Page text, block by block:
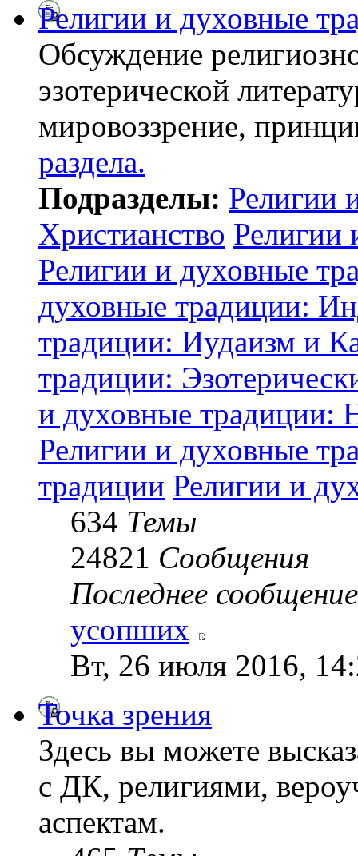
Религии и духовные
Обсуждение
эзотерической
мировоззрение,
раздела.
Подразделы: Религии
Христианство Религии
Религии и духовные
духовные традиции:
традиции: Иудаизм и
традиции:
и духовные традиции:
Религии и духовные
традиции Религии и
634 Темы
24821 Сообщения
Последнее сообщение
усопших
Вт, 26 июля 2016,
Точка зрения
Здесь вы можете
с ДК, религиями,
аспектам.